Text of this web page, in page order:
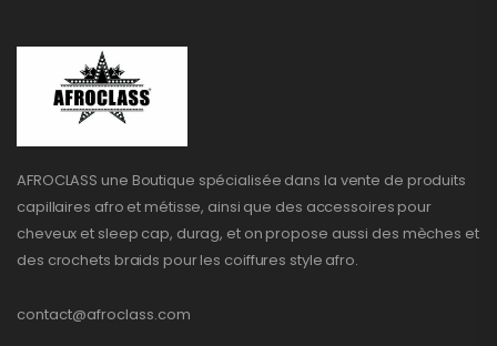
AFROCLASS une Boutique spécialisée dans la vente de produits
capillaires afro et métisse, ainsi que des accessoires pour
cheveux et sleep cap, durag, et on propose aussi des mèches et
des crochets braids pour les coiffures style afro.
contact@afroclass.com